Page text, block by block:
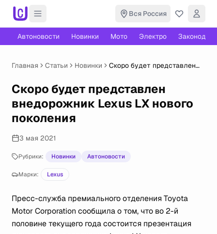
Вся Россия
Автоновости Новинки Мото Электро
Главная Статьи Новинки
Скоро будет представлен
нового поколения
Скоро будет представлен
внедорожник Lexus LX нового
поколения
3 мая 2021
Рубрики: Новинки Автоновости
Марки: Lexus
Пресс-служба премиального отделения Toyota
Motor Corporation сообщила о том, что во 2-й
половине текущего года состоится презентация